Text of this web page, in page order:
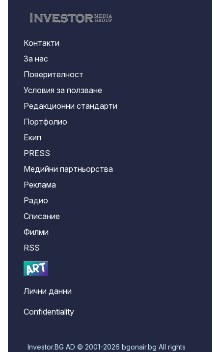
Контакти
За нас
Поверителност
Условия за ползване
Редакционни стандарти
Портфолио
Екип
PRESS
Медийни партньорства
Реклама
Радио
Списание
Филми
RSS
Лични данни
Confidentiality
Investor.BG AD © 2001-2026 bgonair.bg All rights